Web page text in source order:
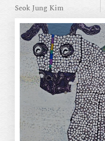
Seok Jung Kim